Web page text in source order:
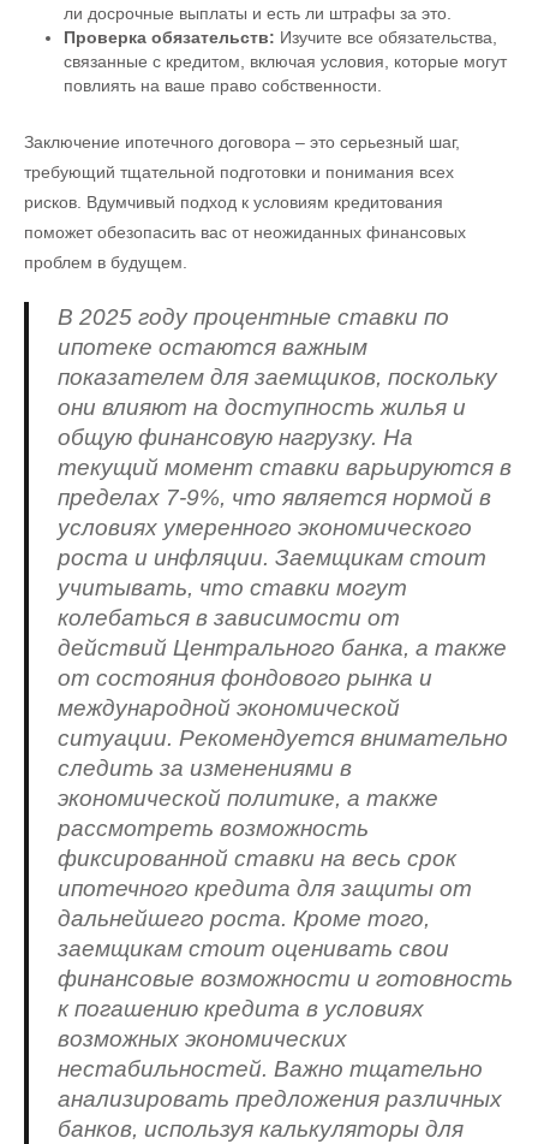
ли досрочные выплаты и есть ли штрафы за это.
Проверка обязательств: Изучите все обязательства,
связанные с кредитом, включая условия, которые могут
повлиять на ваше право собственности.
Заключение ипотечного договора – это серьезный шаг,
требующий тщательной подготовки и понимания всех
рисков. Вдумчивый подход к условиям кредитования
поможет обезопасить вас от неожиданных финансовых
проблем в будущем.
В 2025 году процентные ставки по
ипотеке остаются важным
показателем для заемщиков, поскольку
они влияют на доступность жилья и
общую финансовую нагрузку. На
текущий момент ставки варьируются в
пределах 7-9%, что является нормой в
условиях умеренного экономического
роста и инфляции. Заемщикам стоит
учитывать, что ставки могут
колебаться в зависимости от
действий Центрального банка, а также
от состояния фондового рынка и
международной экономической
ситуации. Рекомендуется внимательно
следить за изменениями в
экономической политике, а также
рассмотреть возможность
фиксированной ставки на весь срок
ипотечного кредита для защиты от
дальнейшего роста. Кроме того,
заемщикам стоит оценивать свои
финансовые возможности и готовность
к погашению кредита в условиях
возможных экономических
нестабильностей. Важно тщательно
анализировать предложения различных
банков, используя калькуляторы для